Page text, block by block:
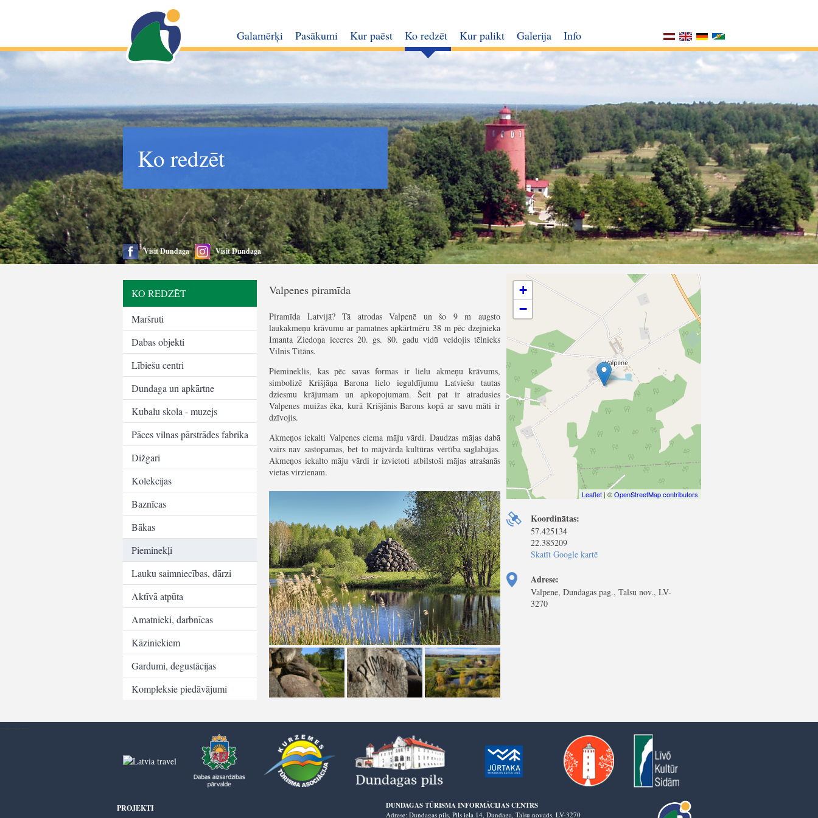
Galamērķi Pasākumi Kur paēst Ko redzēt Kur palikt Galerija Info
Ko redzēt
Visit Dundaga Visit Dundaga
KO REDZĒT
Maršruti
Dabas objekti
Lībiešu centri
Dundaga un apkārtne
Kubalu skola - muzejs
Pāces vilnas pārstrādes fabrika
Dižgari
Kolekcijas
Baznīcas
Bākas
Pieminekļi
Lauku saimniecības, dārzi
Aktīvā atpūta
Amatnieki, darbnīcas
Kāziniekiem
Gardumi, degustācijas
Kompleksie piedāvājumi
Valpenes piramīda
Piramīda Latvijā? Tā atrodas Valpenē un šo 9 m augsto
laukakmeņu krāvumu ar pamatnes apkārtmēru 38 m pēc dzejnieka
Imanta Ziedoņa ieceres 20. gs. 80. gadu vidū veidojis tēlnieks
Vilnis Titāns.
Piemineklis, kas pēc savas formas ir lielu akmeņu krāvums,
simbolizē Krišjāņa Barona lielo ieguldījumu Latviešu tautas
dziesmu krājumam un apkopojumam. Šeit pat ir atradusies
Valpenes muižas ēka, kurā Krišjānis Barons kopā ar savu māti ir
dzīvojis.
Akmeņos iekalti Valpenes ciema māju vārdi. Daudzas mājas dabā
vairs nav sastopamas, bet to mājvārda kultūras vērtība saglabājas.
Akmeņos iekalto māju vārdi ir izvietoti atbilstoši mājas atrašanās
vietas virzienam.
+
−
Leaflet| ©OpenStreetMap contributors
Koordinātas:
57.425134
22.385209
Skatīt Google kartē
Adrese:
Valpene, Dundagas pag., Talsu nov., LV-
3270
PROJEKTI DUNDAGAS TŪRISMA INFORMĀCIJAS CENTRS
Adrese: Dundagas pils, Pils iela 14, Dundaga, Talsu novads, LV-3270